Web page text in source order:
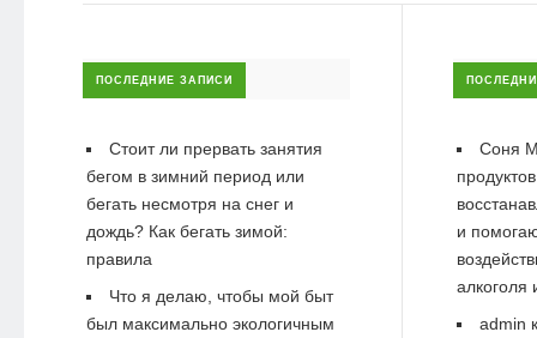
ПОСЛЕДНИЕ ЗАПИСИ
Стоит ли прервать занятия
бегом в зимний период или
бегать несмотря на снег и
дождь? Как бегать зимой:
правила
Что я делаю, чтобы мой быт
был максимально экологичным
Соня
и
алкоголя
admin